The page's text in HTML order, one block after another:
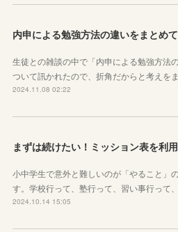
内申による勉強方法の違いをまとめ
生徒との雑談の中で「内申による勉強方法
ついて訊かれたので、折角だからと考えを
2024.11.08 02:22
小中学生で意外と難しいのが「やること」
す。学校行って、塾行って、習い事行って
2024.10.14 15:05